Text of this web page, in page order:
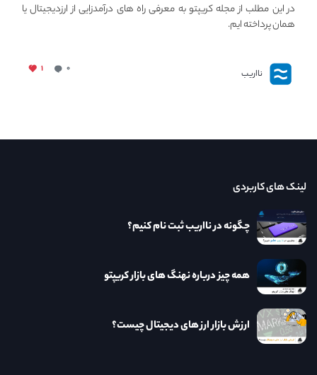
در این مطلب از مجله کریپتو به معرفی راه های درآمدزایی از ارزدیجیتال یا
همان پرداخته ایم.
نااریب ۰ ۱
لینک های کاربردی
چگونه در نااریب ثبت نام کنیم؟
همه چیز درباره نهنگ های بازار کریپتو
ارزش بازار ارز های دیجیتال چیست؟